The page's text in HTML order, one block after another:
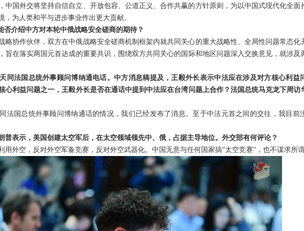
中国外交将坚持自信自立、开放包容、公道正义、合作共赢的方针原则，为以中国式现代化全面
为人类和平与进步事业作出更大贡献。
否介绍中方对本轮中俄战略安全磋商的期待？
略协作伙伴，双方在中俄战略安全磋商机制框架内就共同关心的重大战略性、全局性问题常态化
旨在落实两国元首达成的重要共识，围绕双方共同关心的国际和地区问题深入交换意见，就涉及
同法国总统外事顾问博纳通电话。中方消息稿提及，王毅外长表示中法应在涉及对方核心利益
心利益问题之一，王毅外长是否在通话中提到中法应在台湾问题上合作？法国总统马克龙下周访
法国总统外事顾问博纳通话的情况，我们已经发布了消息。至于中法元首之间的交往，我目前
普表示，美国创建太空军后，在太空领域领先中、俄，占据主导地位。外交部有何评论？
用外空，反对外空军备竞赛，反对外空武器化。中国无意与任何国家搞“太空竞赛”，也不谋求所谓